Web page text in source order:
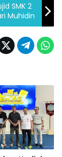
SMK 2
Muhidin